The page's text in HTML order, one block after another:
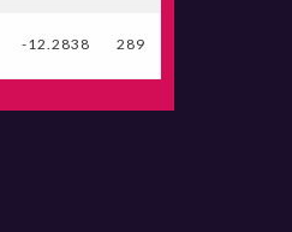
-12.2838 289